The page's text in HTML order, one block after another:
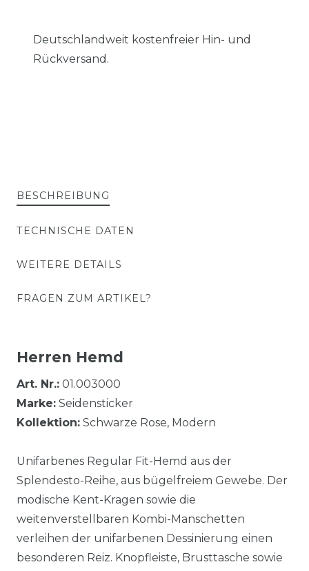
Deutschlandweit kostenfreier Hin- und
Rückversand.
BESCHREIBUNG
TECHNISCHE DATEN
WEITERE DETAILS
FRAGEN ZUM ARTIKEL?
Herren Hemd
Art. Nr.: 01.003000
Marke: Seidensticker
Kollektion: Schwarze Rose, Modern
Unifarbenes Regular Fit-Hemd aus der
Splendesto-Reihe, aus bügelfreiem Gewebe. Der
modische Kent-Kragen sowie die
weitenverstellbaren Kombi-Manschetten
verleihen der unifarbenen Dessinierung einen
besonderen Reiz. Knopfleiste, Brusttasche sowie